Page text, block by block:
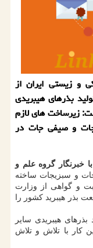
و زیستی ایران از
بذرهای هیبریدی
زیرساخت های لازم
و صیفی جات در
خبرنگار گروه علم و
و سبزیجات ساخته
و گواهی از وزارت
بذر هیبرید کشور را
هیبریدی سایر
کار با تلاش و تلاش